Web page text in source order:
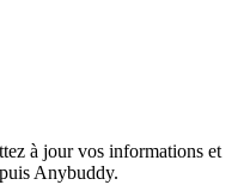
à jour vos informations et
Anybuddy.